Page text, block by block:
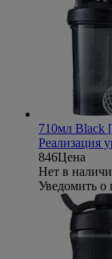
710мл Black
Реализация
846Цена
Нет в
Уведомить о